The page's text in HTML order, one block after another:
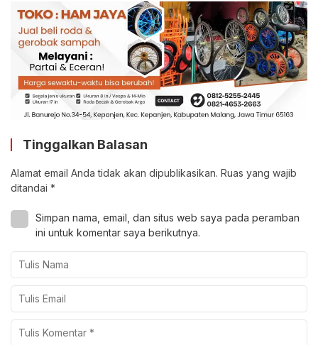
Tinggalkan Balasan
Alamat email Anda tidak akan dipublikasikan. Ruas yang wajib
ditandai *
Simpan nama, email, dan situs web saya pada peramban
ini untuk komentar saya berikutnya.